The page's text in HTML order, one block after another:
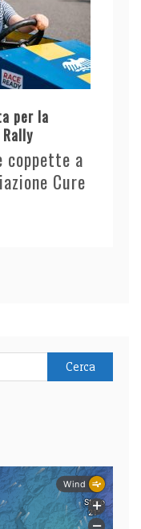
per la
coppette a
Cure